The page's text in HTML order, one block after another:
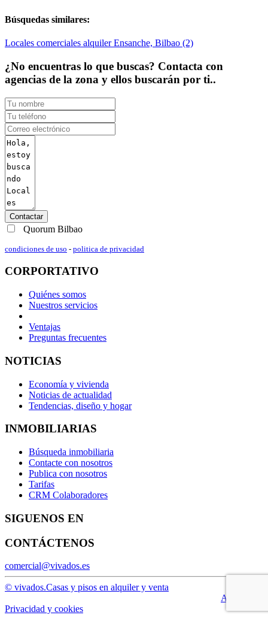
Búsquedas similares:
Locales comerciales alquiler Ensanche, Bilbao (2)
¿No encuentras lo que buscas? Contacta con
agencias de la zona y ellos buscarán por ti..
Contactar
Quorum Bilbao
condiciones de uso - politica de privacidad
CORPORTATIVO
Quiénes somos
Nuestros servicios
Ventajas
Preguntas frecuentes
NOTICIAS
Economía y vivienda
Noticias de actualidad
Tendencias, diseño y hogar
INMOBILIARIAS
Búsqueda inmobiliaria
Contacte con nosotros
Publica con nosotros
Tarifas
CRM Colaboradores
SIGUENOS EN
CONTÁCTENOS
comercial@vivados.es
© vivados.Casas y pisos en alquiler y venta
Aviso legal
Privacidad y cookies